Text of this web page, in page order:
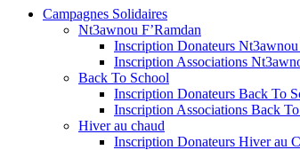
Campagnes Solidaires
Nt3awnou F’Ramdan
Inscription Donateurs Nt3awnou
Inscription Associations
Back To School
Inscription Donateurs Back To
Inscription Associations Back
Hiver au chaud
Inscription Donateurs Hiver au